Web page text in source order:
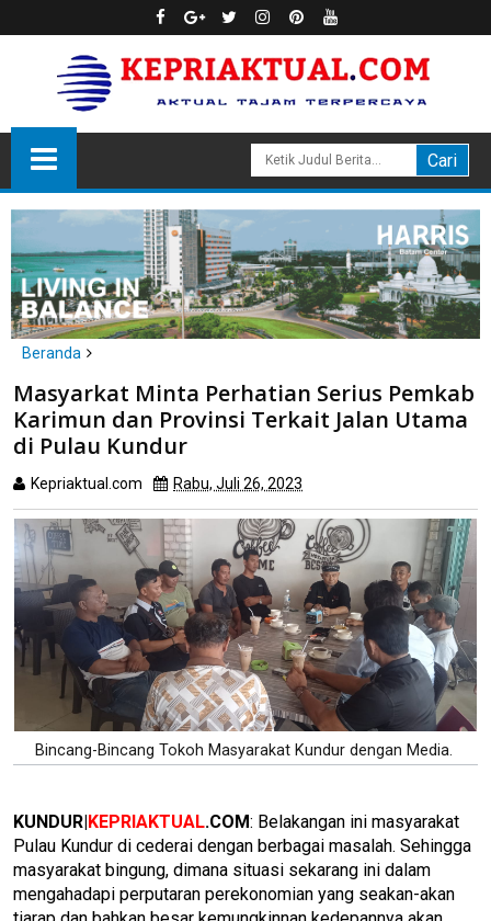
Beranda
Masyarkat Minta Perhatian Serius Pemkab Karimun dan Provinsi
Terkait Jalan Utama di Pulau Kundur
Masyarkat Minta Perhatian Serius Pemkab
Karimun dan Provinsi Terkait Jalan Utama
di Pulau Kundur
Kepriaktual.com Rabu, Juli 26, 2023
Bincang-Bincang Tokoh Masyarakat Kundur dengan Media.
KUNDUR|KEPRIAKTUAL.COM: Belakangan ini masyarakat
Pulau Kundur di cederai dengan berbagai masalah. Sehingga
masyarakat bingung, dimana situasi sekarang ini dalam
mengahadapi perputaran perekonomian yang seakan-akan